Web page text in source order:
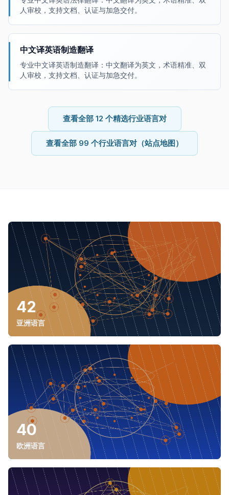
人审校，支持文档、认证与加急交付。
中文译英语制造翻译
专业中文译英语制造翻译：中文翻译为英文，术语精准、双
人审校，支持文档、认证与加急交付。
查看全部 12 个精选行业语言对
查看全部 99 个行业语言对（站点地图）
42
亚洲语言
40
欧洲语言